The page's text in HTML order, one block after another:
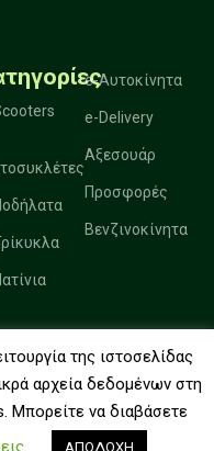
e-Αυτοκίνητα
e-Delivery
Αξεσουάρ
Προσφορές
Βενζινοκίνητα
Μπακώσης.της ιστοσελίδας
αρχεία δεδομένων στη
Μπορείτε να διαβάσετε
ΑΠΟΔΟΧΗ